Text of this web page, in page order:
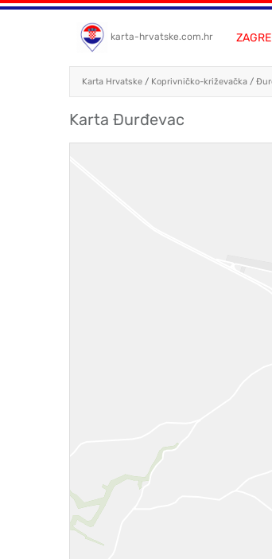
karta-hrvatske.com.hr
Karta Hrvatske / Koprivničko-križevačka /
Karta Đurđevac